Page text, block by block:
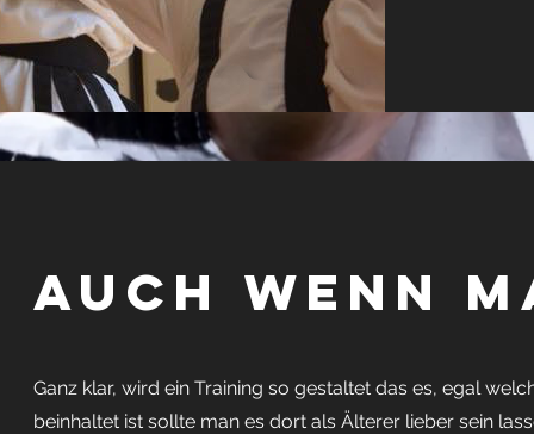
auch wenn
Ganz klar, wird ein Training so gestaltet das es, egal
beinhaltet ist sollte man es dort als Älterer lieber sein